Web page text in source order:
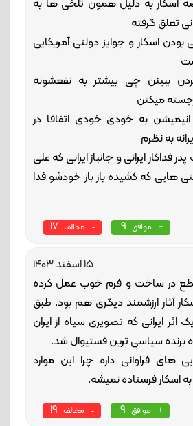
اسکار به دلیل همون تلخی ها به
تعلق گرفته
اسکار و جوایز دولتی آمریکایی
ببینن چی بیشتر به نفعشونه
میکنن
به خودی خودی اتفاقا در
به نظرم
فداکار ایرانی و جانباز ایرانی که علی
هایی که کشیده باز باز خودشو فدا
موافق 9 مخالف 17
15 اسفند 1403
در ساخت و فرم خوب عمل کرده
آثار ارزشمند دیگری هم بود. طبق
ایرانی که تصویری سیاه از ایران
برنده سیاسی ترین فستیوال شد.
های فراوانی داره چرا این موارد
اسکار فرستاده نمیشه.
موافق 9 مخالف 19